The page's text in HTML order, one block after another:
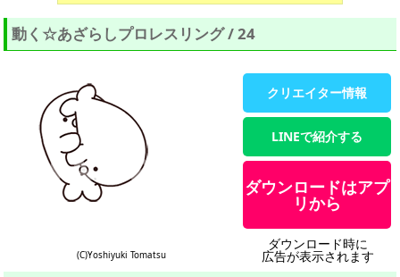
動く☆あざらしプロレスリング / 24
(C)Yoshiyuki Tomatsu
クリエイター情報
LINEで紹介する
ダウンロードはアプ
リから
ダウンロード時に
広告が表示されます